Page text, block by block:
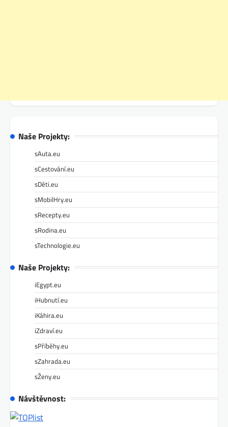
Naše Projekty:
sAuta.eu
sCestování.eu
sDěti.eu
sMobilHry.eu
sRecepty.eu
sRodina.eu
sTechnologie.eu
Naše Projekty:
iEgypt.eu
iHubnutí.eu
iKáhira.eu
iZdraví.eu
sPříběhy.eu
sZahrada.eu
sŽeny.eu
Návštěvnost: